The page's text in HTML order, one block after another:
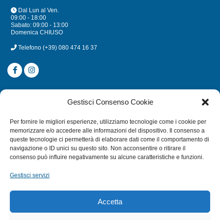
Gestisci Consenso Cookie
Per fornire le migliori esperienze, utilizziamo tecnologie come i cookie per
memorizzare e/o accedere alle informazioni del dispositivo. Il consenso a
queste tecnologie ci permetterà di elaborare dati come il comportamento di
navigazione o ID unici su questo sito. Non acconsentire o ritirare il
consenso può influire negativamente su alcune caratteristiche e funzioni.
Gestisci servizi
Accetta
Dal Lun al Ven.
09:00 - 18:00
Sabato: 09:00 - 13:00
Domenica CHIUSO
Telefono (+39) 080 474 16 37
CATEGORIE
MULINELLI
CANNE
ACCESSORI NAUTICI